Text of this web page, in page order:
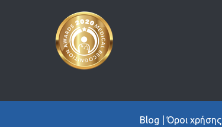
Blog |Όροι χρήσης